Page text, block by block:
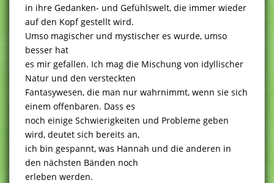
in ihre Gedanken- und Gefühlswelt, die immer wieder
auf den Kopf gestellt wird.
Umso magischer und mystischer es wurde, umso
besser hat
es mir gefallen. Ich mag die Mischung von idyllischer
Natur und den versteckten
Fantasywesen, die man nur wahrnimmt, wenn sie sich
einem offenbaren. Dass es
noch einige Schwierigkeiten und Probleme geben
wird, deutet sich bereits an,
ich bin gespannt, was Hannah und die anderen in
den nächsten Bänden noch
erleben werden.